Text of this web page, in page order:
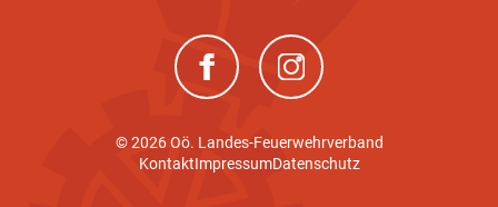
(neues Fenster)(neues Fenster)
© 2026 Oö. Landes-Feuerwehrverband
KontaktImpressumDatenschutz